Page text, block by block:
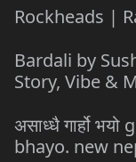
Rockheads |
Bardali by
Story, Vibe &
असाध्धै गार्हो
bhayo. new